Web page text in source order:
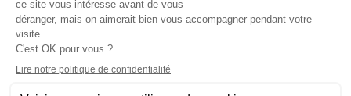
Mentions légales
CGU